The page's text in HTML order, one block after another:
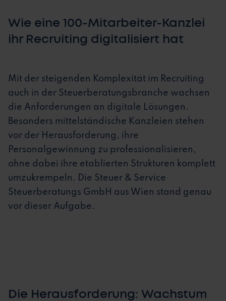
Wie eine 100-Mitarbeiter-Kanzlei
ihr Recruiting digitalisiert hat
Mit der steigenden Komplexität im Recruiting
auch in der Steuerberatungsbranche wachsen
die Anforderungen an digitale Lösungen.
Besonders mittelständische Kanzleien stehen
vor der Herausforderung, ihre
Personalgewinnung zu professionalisieren,
ohne dabei ihre etablierten Strukturen komplett
umzukrempeln. Die Steuer & Service
Steuerberatungs GmbH aus Wien stand genau
vor dieser Aufgabe.
Die Herausforderung: Wachstum